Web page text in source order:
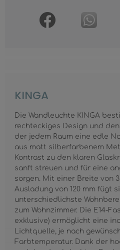
KINGA
Die Wandleuchte KINGA
rechteckiges Design und
der jedem Raum eine edle
aus matt silberfarbenem
Kontrast zu den klaren
sanft streuen und für eine
sorgen. Mit einer Breite von
Ausladung von 120 mm fügt
unterschiedlichste
zum Wohnzimmer. Die E14-
exklusive) ermöglicht eine
Lichtquelle, je nach
Farbtemperatur. Dank der